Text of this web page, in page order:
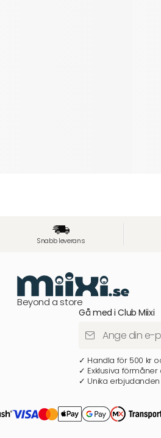
Snabb leverans
Beyond a store
Gå med i Club Miixi
✓ Handla för 500 kr
✓ Exklusiva
✓ Unika